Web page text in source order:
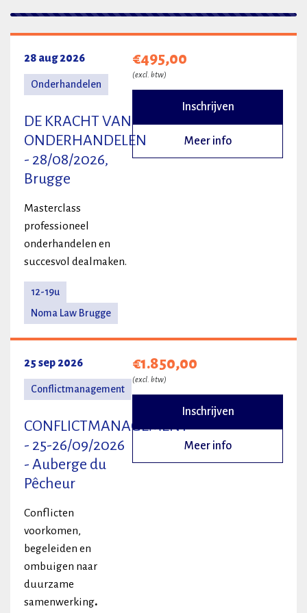
28 aug 2026
Onderhandelen
DE KRACHT VAN
ONDERHANDELEN
- 28/08/2026,
Brugge
Masterclass
professioneel
onderhandelen en
succesvol dealmaken.
12-19u
Noma Law Brugge
€495,00
(excl. btw)
Inschrijven
Meer info
25 sep 2026
Conflictmanagement
CONFLICTMANAGEMENT
- 25-26/09/2026
- Auberge du
Pêcheur
Conflicten
voorkomen,
begeleiden en
ombuigen naar
duurzame
samenwerking.
€1.850,00
(excl. btw)
Inschrijven
Meer info